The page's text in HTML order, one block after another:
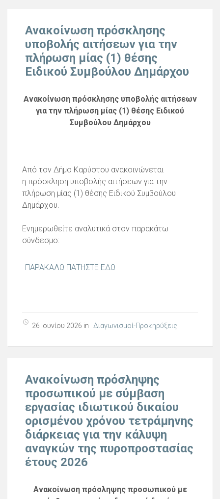
Ανακοίνωση πρόσκλησης
υποβολής αιτήσεων για την
πλήρωση μίας (1) θέσης
Ειδικού Συμβούλου Δημάρχου
Ανακοίνωση πρόσκλησης υποβολής αιτήσεων
για την πλήρωση μίας (1) θέσης Ειδικού
Συμβούλου Δημάρχου
Από τον Δήμο Καρύστου ανακοινώνεται
η πρόσκληση υποβολής αιτήσεων για την
πλήρωση μίας (1) θέσης Ειδικού Συμβούλου
Δημάρχου.
Ενημερωθείτε αναλυτικά στον παρακάτω
σύνδεσμο:
ΠΑΡΑΚΑΛΩ ΠΑΤΗΣΤΕ ΕΔΩ
26 Ιουνίου 2026 in Διαγωνισμοί-Προκηρύξεις
Ανακοίνωση πρόσληψης
προσωπικού με σύμβαση
εργασίας ιδιωτικού δικαίου
ορισμένου χρόνου τετράμηνης
διάρκειας για την κάλυψη
αναγκών της πυροπροστασίας
έτους 2026
Ανακοίνωση πρόσληψης προσωπικού με